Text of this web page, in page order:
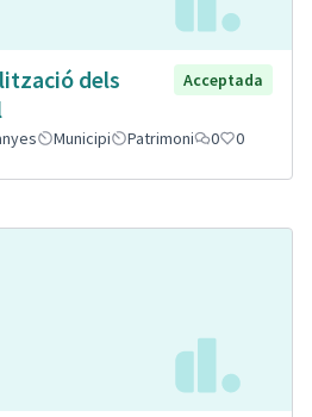
dels
Acceptada
Municipi Patrimoni 0 0